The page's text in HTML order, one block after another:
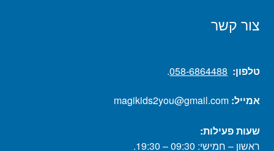
צור קשר
טלפון: 058-6864488
.
אמייל:
שעות פעילות:
ראשון – חמישי: 09:30 – 19:30.